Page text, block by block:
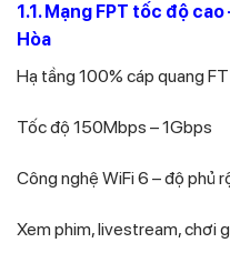
1.1. Mạng FPT tốc độ
Hòa
Hạ tầng 100% cáp quang
Tốc độ 150Mbps – 1Gbps
Công nghệ WiFi 6 – độ phủ
Xem phim, livestream, chơi